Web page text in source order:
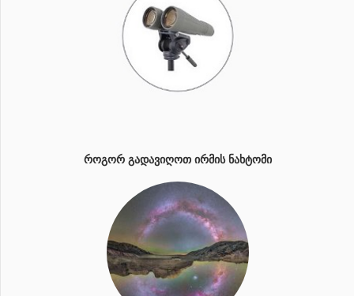
ᲠᲝᲒᲝᲠ ᲒᲐᲓᲐᲕᲘᲦᲝᲗ ᲘᲠᲛᲘᲡ ᲜᲐᲮᲢᲝᲛᲘ